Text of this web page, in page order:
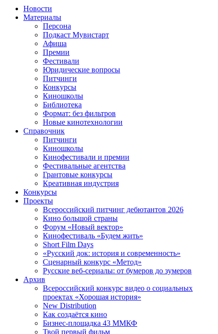
Новости
Материалы
Персона
Подкаст Мувистарт
Афиша
Премии
Фестивали
Юридические вопросы
Питчинги
Конкурсы
Киношколы
Библиотека
Формат: без фильтров
Новые кинотехнологии
Справочник
Питчинги
Киношколы
Кинофестивали и премии
Фестивальные агентства
Грантовые конкурсы
Креативная индустрия
Конкурсы
Проекты
Всероссийский питчинг дебютантов 2026
Кино большой страны
Форум «Новый вектор»
Кинофестиваль «Будем жить»
Short Film Days
«Русский док: история и современность»
Сценарный конкурс «Метод»
Русские веб-сериалы: от бумеров до зумеров
Архив
Всероссийский конкурс видео о социальных
проектах «Хорошая история»
New Distribution
Как создаётся кино
Бизнес-площадка 43 ММКФ
Твой первый фильм